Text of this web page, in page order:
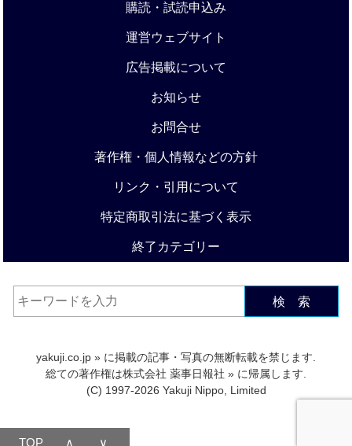
購読・試読申込み
運営ウェブサイト
広告掲載について
お知らせ
お問合せ
著作権・個人情報などの方針
リンク・引用について
特定商取引法に基づく表示
終了カテゴリー
検 索
yakuji.co.jp » に掲載の記事・写真の無断転載を禁じます.
総ての著作権は株式会社 薬事日報社 » に帰属します.
(C) 1997-2026 Yakuji Nippo, Limited
TOP ∧ ∨